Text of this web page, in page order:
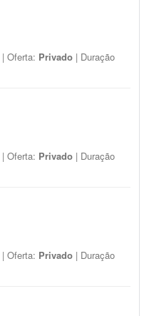
| Oferta: Privado | Duração
| Oferta: Privado | Duração
| Oferta: Privado | Duração